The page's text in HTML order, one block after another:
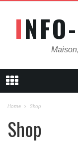
Home Shop
Shop